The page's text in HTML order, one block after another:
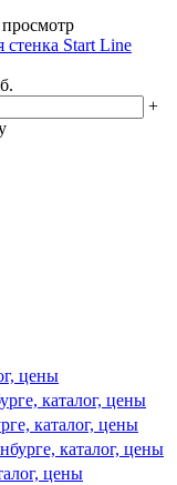
стенка Start Line
+
цены
каталог, цены
каталог, цены
каталог, цены
цены